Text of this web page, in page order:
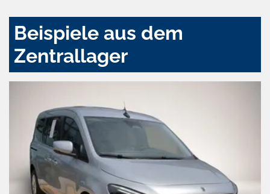
Beispiele aus dem
Zentrallager